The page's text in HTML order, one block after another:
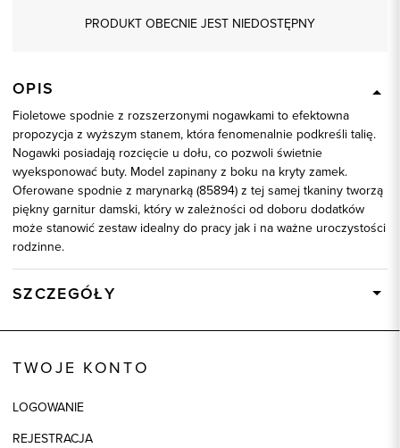
PRODUKT OBECNIE JEST NIEDOSTĘPNY
OPIS
Fioletowe spodnie z rozszerzonymi nogawkami to efektowna
propozycja z wyższym stanem, która fenomenalnie podkreśli talię.
Nogawki posiadają rozcięcie u dołu, co pozwoli świetnie
wyeksponować buty. Model zapinany z boku na kryty zamek.
Oferowane spodnie z marynarką (85894) z tej samej tkaniny tworzą
piękny garnitur damski, który w zależności od doboru dodatków
może stanowić zestaw idealny do pracy jak i na ważne uroczystości
rodzinne.
SZCZEGÓŁY
Skład tkaniny
TWOJE KONTO
LOGOWANIE
REJESTRACJA